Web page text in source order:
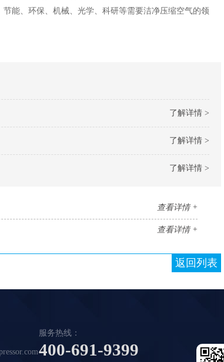
能、环保、机械、光学、科研等需要洁净压缩空气的领
了解详情 >
了解详情 >
了解详情 >
查看详情 +
查看详情 +
返回列表
服务热线：
400-691-9399